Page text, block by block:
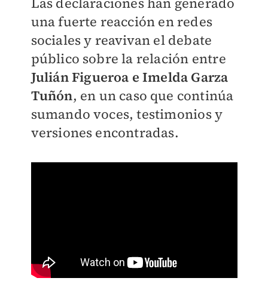
una fuerte reacción en redes
sociales y reavivan el debate
público sobre la relación entre
Julián Figueroa e Imelda Garza
Tuñón, en un caso que continúa
sumando voces, testimonios y
versiones encontradas.